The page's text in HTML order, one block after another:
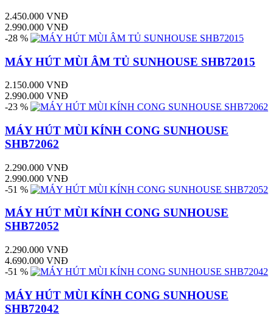
2.450.000 VNĐ
2.990.000 VNĐ
-28 %
MÁY HÚT MÙI ÂM TỦ SUNHOUSE SHB72015
2.150.000 VNĐ
2.990.000 VNĐ
-23 %
MÁY HÚT MÙI KÍNH CONG SUNHOUSE
SHB72062
2.290.000 VNĐ
2.990.000 VNĐ
-51 %
MÁY HÚT MÙI KÍNH CONG SUNHOUSE
SHB72052
2.290.000 VNĐ
4.690.000 VNĐ
-51 %
MÁY HÚT MÙI KÍNH CONG SUNHOUSE
SHB72042